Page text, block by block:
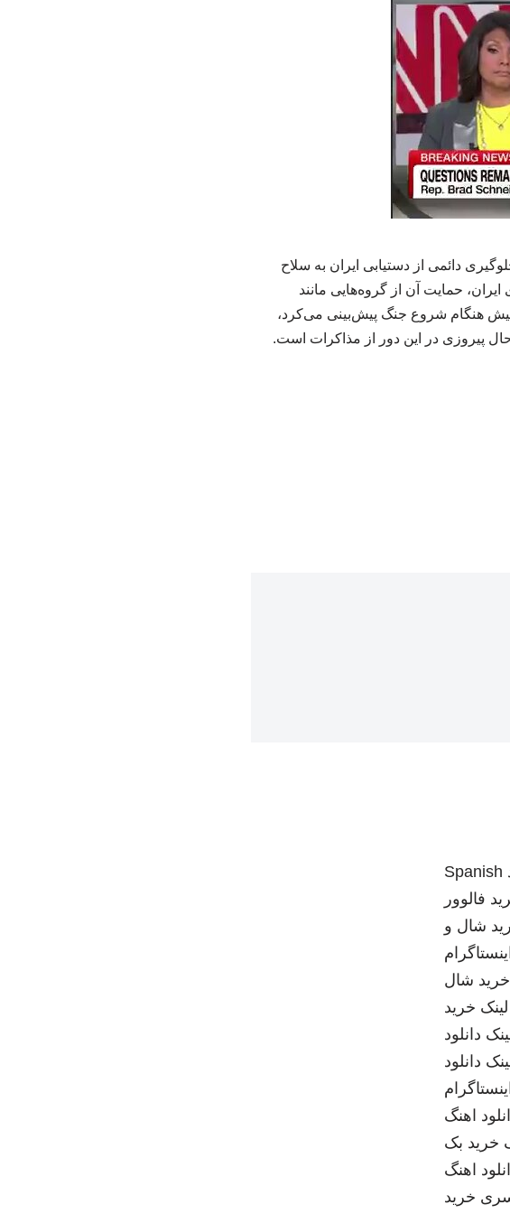
دائمی از دستیابی ایران به سلاح
حمایت آن از گروه‌هایی مانند
هنگام شروع جنگ پیش‌بینی می‌کرد،
پیروزی در این دور از مذاکرات است.
Spanish
فالوور
شال و
خرید شال
خرید
دانلود
دانلود
اهنگ
خرید بک
اهنگ
خرید